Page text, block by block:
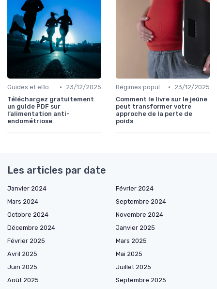
Guides et eBooks •
23/12/2025
Téléchargez gratuitement
un guide PDF sur
l’alimentation anti-
endométriose
Régimes populaires •
23/12/2025
Comment le livre sur le jeûne
peut transformer votre
approche de la perte de
poids
Les articles par date
Janvier 2024
Février 2024
Mars 2024
Septembre 2024
Octobre 2024
Novembre 2024
Décembre 2024
Janvier 2025
Février 2025
Mars 2025
Avril 2025
Mai 2025
Juin 2025
Juillet 2025
Août 2025
Septembre 2025